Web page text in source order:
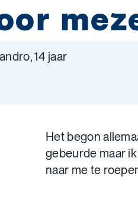
14 jaar
Het begon
gebeurde maar
naar me te